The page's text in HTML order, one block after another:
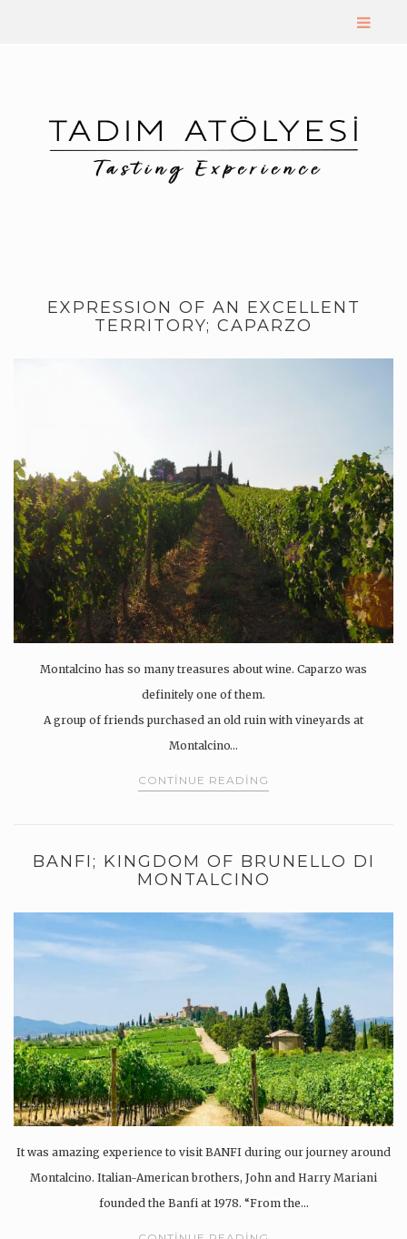
EXPRESSION OF AN EXCELLENT
TERRITORY; CAPARZO
Montalcino has so many treasures about wine. Caparzo was
definitely one of them.
A group of friends purchased an old ruin with vineyards at
Montalcino…
CONTINUE READING
BANFI; KINGDOM OF BRUNELLO DI
MONTALCINO
It was amazing experience to visit BANFI during our journey around
Montalcino. Italian-American brothers, John and Harry Mariani
founded the Banfi at 1978. “From the…